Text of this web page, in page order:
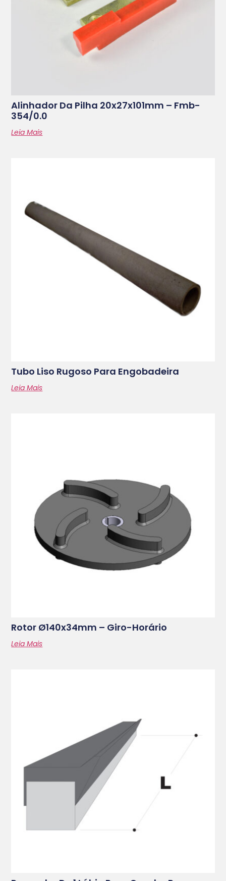
Alinhador Da Pilha 20x27x101mm – Fmb-
354/0.0
Leia Mais
Tubo Liso Rugoso Para Engobadeira
Leia Mais
Rotor Ø140x34mm – Giro-Horário
Leia Mais